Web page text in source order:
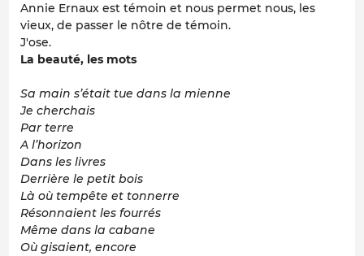
Annie Ernaux est témoin et nous permet nous, les
vieux, de passer le nôtre de témoin.
J'ose.
La beauté, les mots
Sa main s’était tue dans la mienne
Je cherchais
Par terre
A l’horizon
Dans les livres
Derrière le petit bois
Là où tempête et tonnerre
Résonnaient les fourrés
Même dans la cabane
Où gisaient, encore